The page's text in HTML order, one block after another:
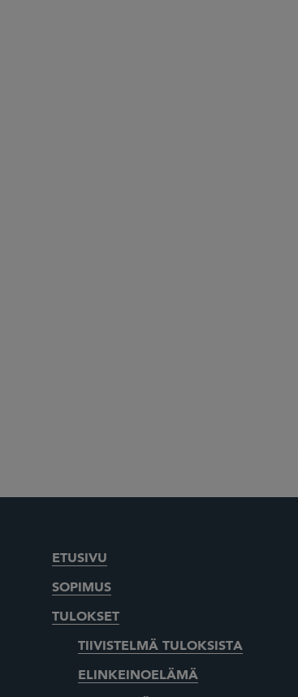
ETUSIVU
SOPIMUS
TULOKSET
TIIVISTELMÄ TULOKSISTA
ELINKEINOELÄMÄ